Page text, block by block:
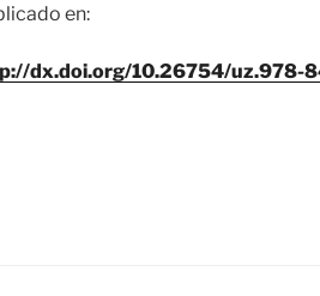
en:
dx.doi.org/10.26754/uz.978-